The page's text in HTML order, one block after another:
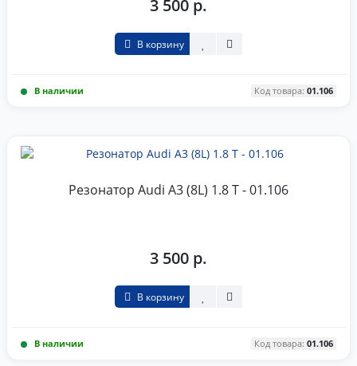
3 500 р.
В корзину
В наличии Код товара: 01.106
Резонатор Audi A3 (8L) 1.8 T - 01.106
3 500 р.
В корзину
В наличии Код товара: 01.106